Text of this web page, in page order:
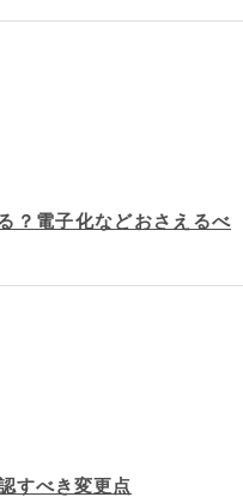
？電子化などおさえるべ
すべき変更点